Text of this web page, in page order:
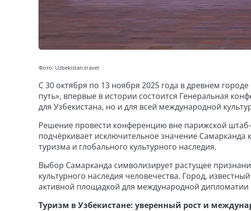
Фото: Uzbekistan.travel
С 30 октября по 13 ноября 2025 года в древнем
путь», впервые в истории состоится Генеральная
для Узбекистана, но и для всей международной
Решение провести конференцию вне парижской
подчёркивает исключительное значение Самарканда
туризма и глобального культурного наследия.
Выбор Самарканда символизирует растущее
культурного наследия человечества. Город,
активной площадкой для международной дипломатии
Туризм в Узбекистане: уверенный рост и